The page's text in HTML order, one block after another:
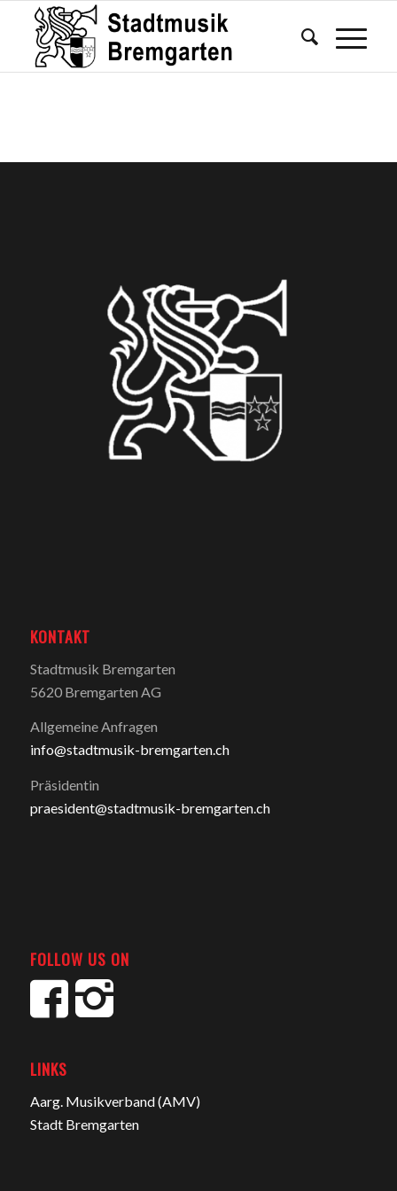
KONTAKT
Stadtmusik Bremgarten
5620 Bremgarten AG
Allgemeine Anfragen
info@stadtmusik-bremgarten.ch
Präsidentin
praesident@stadtmusik-bremgarten.ch
FOLLOW US ON
LINKS
Aarg. Musikverband (AMV)
Stadt Bremgarten